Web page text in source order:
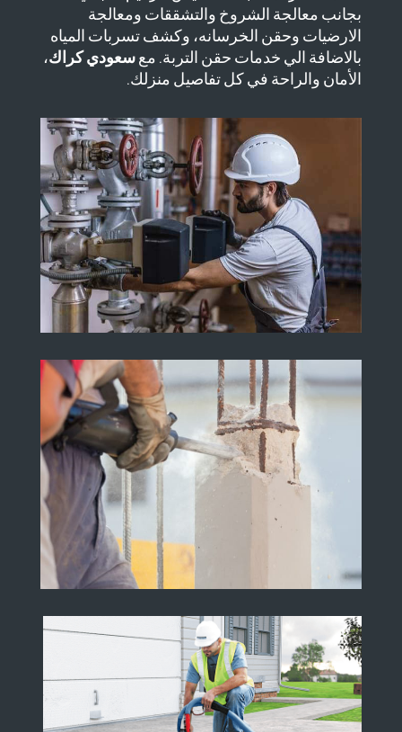
بجانب معالجة الشروخ والتشققات ومعالجة
الارضيات وحقن الخرسانه، وكشف تسربات المياه
بالاضافة الي خدمات حقن التربة. مع سعودي كراك،
الأمان والراحة في كل تفاصيل منزلك.